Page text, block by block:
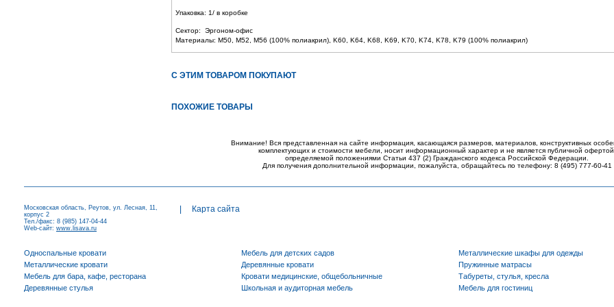
Упаковка: 1/ в коробке
Сектор: Эргоном-офис
Материалы: M50, M52, M56 (100% полиакрил), K60, K64, K68, K69, K70, K74, K78, K79 (100% полиакрил)
С ЭТИМ ТОВАРОМ ПОКУПАЮТ
ПОХОЖИЕ ТОВАРЫ
Внимание! Вся представленная на сайте информация, касающаяся размеров, материалов, конструктивных
комплектующих и стоимости мебели, носит информационный характер и не является публичной офертой,
определяемой положениями Статьи 437 (2) Гражданского кодекса Российской Федерации.
Для получения дополнительной информации, пожалуйста, обращайтесь по телефону: 8 (495) 777-60-41
Московская область, Реутов, ул. Лесная, 11,
корпус 2
Тел./факс: 8 (985) 147-04-44
Web-сайт: www.lisava.ru
Карта сайта
Односпальные кровати
Металлические кровати
Мебель для бара, кафе, ресторана
Деревянные стулья
Мебель для детских садов
Деревянные кровати
Кровати медицинские, общебольничные
Школьная и аудиторная мебель
Металлические шкафы для одежды
Пружинные матрасы
Табуреты, стулья, кресла
Мебель для гостиниц